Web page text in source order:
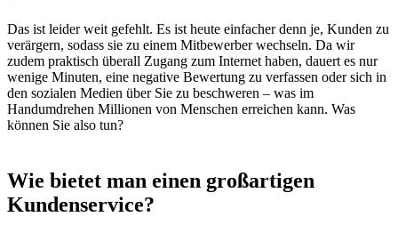
Das ist leider weit gefehlt. Es ist heute einfacher denn je, Kunden zu
verärgern, sodass sie zu einem Mitbewerber wechseln. Da wir
zudem praktisch überall Zugang zum Internet haben, dauert es nur
wenige Minuten, eine negative Bewertung zu verfassen oder sich in
den sozialen Medien über Sie zu beschweren – was im
Handumdrehen Millionen von Menschen erreichen kann. Was
können Sie also tun?
Wie bietet man einen großartigen
Kundenservice?